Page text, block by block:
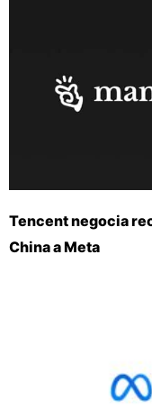
Tencent negocia
China a Meta